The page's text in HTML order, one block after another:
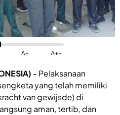
A+ A++
– Pelaksanaan
yang telah memiliki
van gewijsde) di
aman, tertib, dan